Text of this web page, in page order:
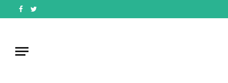
Facebook
Twitter